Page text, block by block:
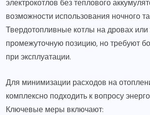
электрокотлов без теплового
возможности использования ночного
Твердотопливные котлы на дровах
промежуточную позицию, но требуют
при эксплуатации.
Для минимизации расходов на
комплексно подходить к вопросу
Ключевые меры включают: